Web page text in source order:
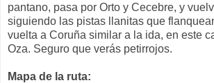
pantano, pasa por Orto y Cecebre, y
siguiendo las pistas llanitas que
vuelta a Coruña similar a la ida, en este
Oza. Seguro que verás petirrojos.
Mapa de la ruta: